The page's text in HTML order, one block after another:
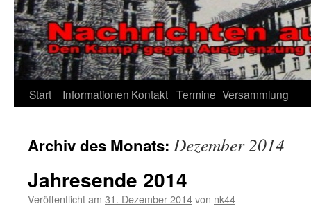
Start Informationen Kontakt Termine Versammlung
Archiv des Monats: Dezember 2014
Jahresende 2014
Veröffentlicht am 31. Dezember 2014von nk44